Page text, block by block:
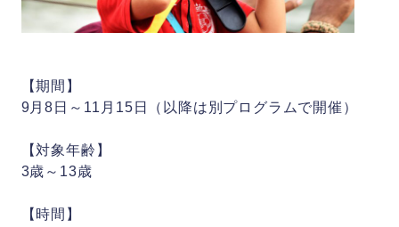
【期間】
9月8日～11月15日（以降は別プログラムで開催）
【対象年齢】
3歳～13歳
【時間】